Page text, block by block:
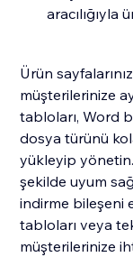
aracılığıyla
Ürün
müşterilerinize
tabloları, Word
dosya türünü
yükleyip
şekilde uyum
indirme bileşeni
tabloları veya
müşterilerinize